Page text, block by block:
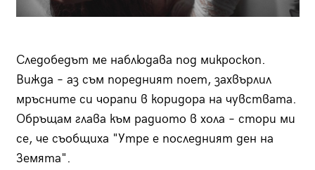
Следобедът ме наблюдава под микроскоп.
Вижда – аз съм поредният поет, захвърлил
мръсните си чорапи в коридора на чувствата.
Обръщам глава към радиото в хола – стори ми
се, че съобщиха "Утре е последният ден на
Земята".